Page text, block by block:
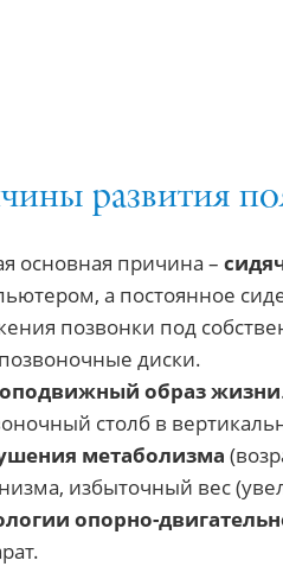
развития
основная причина –
а постоянное
позвонки под
диски.
образ жизни
столб в
метаболизма
избыточный вес
опорно-